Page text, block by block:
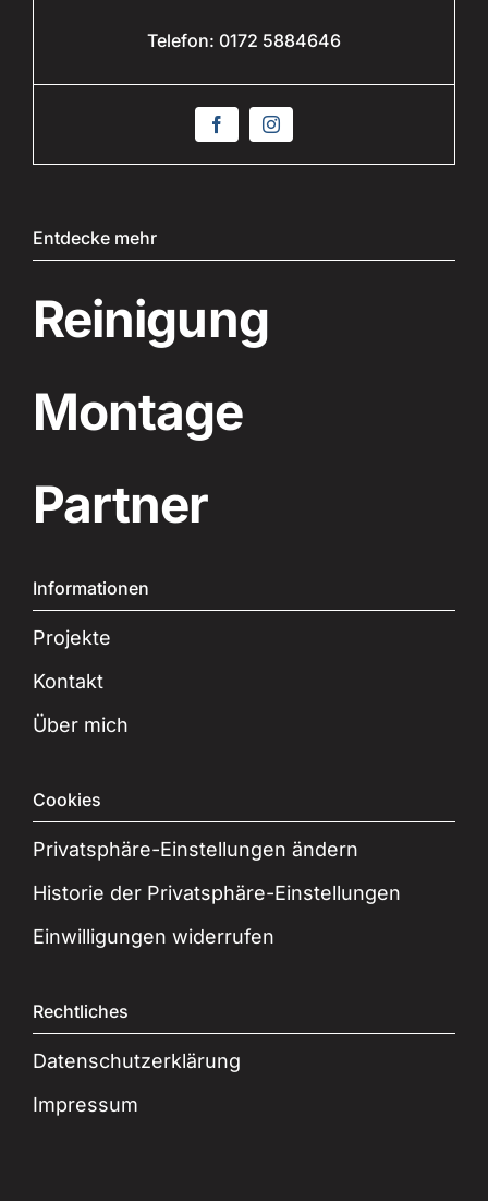
Telefon: 0172 5884646
Entdecke mehr
Reinigung
Montage
Partner
Informationen
Projekte
Kontakt
Über mich
Cookies
Privatsphäre-Einstellungen ändern
Historie der Privatsphäre-Einstellungen
Einwilligungen widerrufen
Rechtliches
Datenschutzerklärung
Impressum